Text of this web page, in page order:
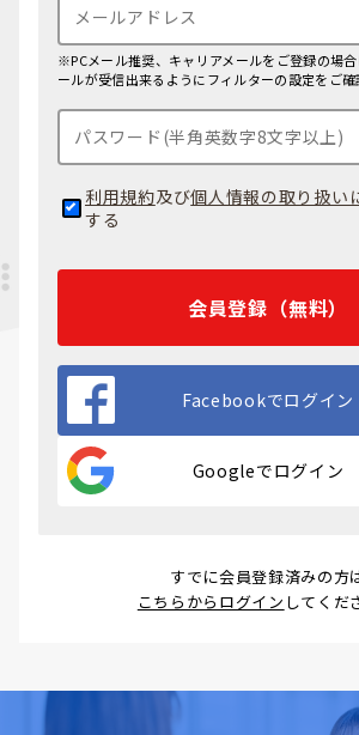
※PCメール推奨、キャリアメールをご登録の場
ールが受信出来るようにフィルターの設定をご確
利用規約及び個人情報の取り扱い
する
会員登録（無料）
Facebookでログイン
Googleでログイン
すでに会員登録済みの方
こちらからログイン してくだ